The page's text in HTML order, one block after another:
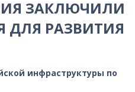
ЗАКЛЮЧИЛИ
РАЗВИТИЯ
инфраструктуры по